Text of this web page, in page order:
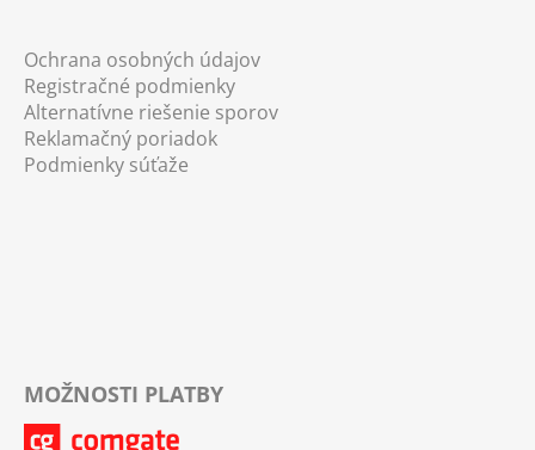
Ochrana osobných údajov
Registračné podmienky
Alternatívne riešenie sporov
Reklamačný poriadok
Podmienky súťaže
MOŽNOSTI PLATBY